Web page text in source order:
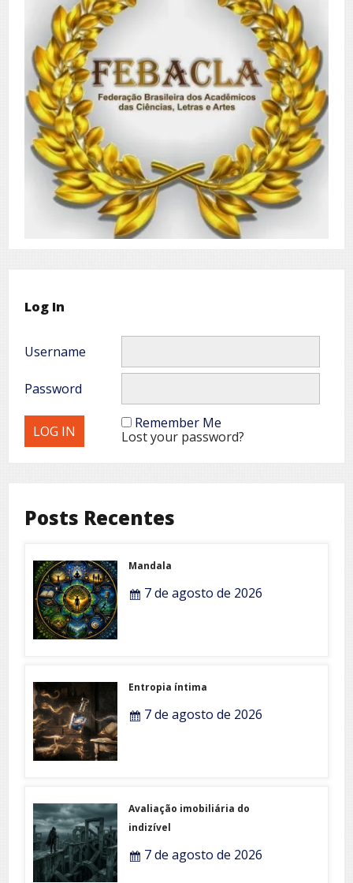
Log In
Username
Password
Remember Me
Lost your password?
Posts Recentes
Mandala
7 de agosto de 2026
Entropia íntima
7 de agosto de 2026
Avaliação imobiliária do
indizível
7 de agosto de 2026